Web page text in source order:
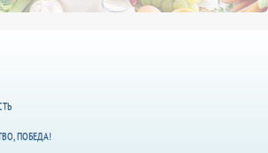
ПОБЕДА!